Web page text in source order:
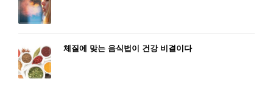
체질에 맞는 음식법이 건강 비결이다